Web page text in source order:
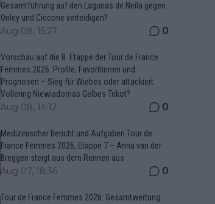
Gesamtführung auf den Lagunas de Neila gegen
Onley und Ciccone verteidigen?
Aug 08, 15:27 0
Vorschau auf die 8. Etappe der Tour de France
Femmes 2026: Profile, Favoritinnen und
Prognosen – Sieg für Wiebes oder attackiert
Vollering Niewiadomas Gelbes Trikot?
Aug 08, 14:12 0
Medizinischer Bericht und Aufgaben Tour de
France Femmes 2026, Etappe 7 – Anna van der
Breggen steigt aus dem Rennen aus
Aug 07, 18:36 0
Tour de France Femmes 2026: Gesamtwertung